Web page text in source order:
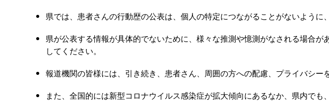
県では、患者さんの行動歴の公表は、個人の特定につながることがないように
県が公表する情報が具体的でないために、様々な推測や憶測がなされる場合
してください。
報道機関の皆様には、引き続き、患者さん、周囲の方への配慮、プライバシー
また、全国的には新型コロナウイルス感染症が拡大傾向にあるなか、県内でも